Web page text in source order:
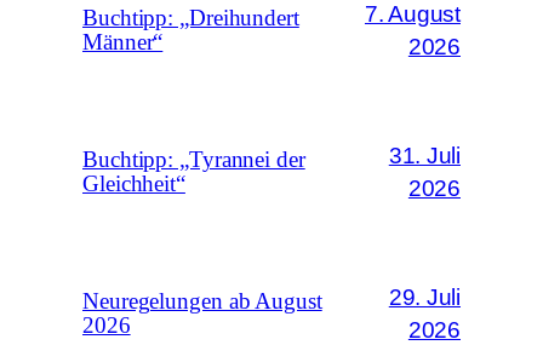
Buchtipp: „Dreihundert
Männer“
7. August
2026
Buchtipp: „Tyrannei der
Gleichheit“
31. Juli
2026
Neuregelungen ab August
2026
29. Juli
2026